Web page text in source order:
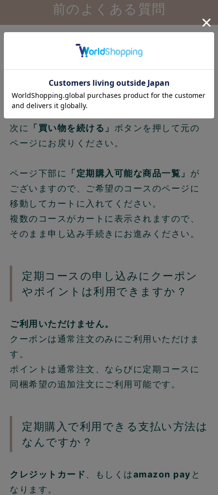
前のよくある質問
複数コースを同時に申し込むこと
可能です。
まず1つのコースをカートに入れてください。
次に
「買い物を続ける」 ボタンを押して元の
ページにお戻りください。
ページ下部に 「定期購入可能な商品一覧」 が
ございますので、ご希望のコースのページに
移動してカートに入れてください。
複数のコースがカートに表示されますので、
そのまま申し込み手続きにお進みください。
定期コースの申し込みにクーポン
やポイントは利用できますか？
ご利用いただけません。
クーポンは通常注文のみにご利用いただけま
す。
ポイントは通常注文、ならびに定期コースに
同梱希望の追加注文にご利用可能です。
定期購入で利用できる支払い方法は
なんですか？
クレジットカード、もしくはamazon pay と
なります。